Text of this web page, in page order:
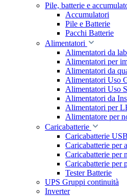
Pile, batterie e
Accumulatori
Pile e Batterie
Pacchi Batterie
Alimentatori
Alimentatori da
Alimentatori per
Alimentatori da
Alimentatori Uso
Alimentatori Uso
Alimentatori da
Alimentatori per
Alimentatore per
Caricabatterie
Caricabatterie USB
Caricabatterie per
Caricabatterie per
Caricabatterie per
Tester Batterie
UPS Gruppi continuità
Inverter